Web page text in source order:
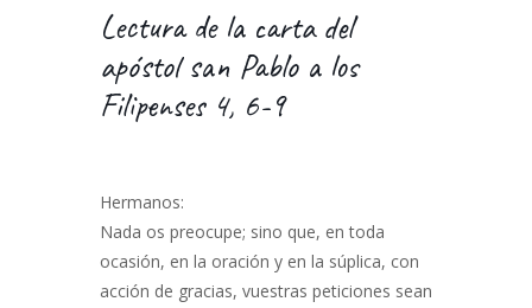
Lectura de la carta del
apóstol san Pablo a los
Filipenses 4, 6-9
Hermanos:
Nada os preocupe; sino que, en toda
ocasión, en la oración y en la súplica, con
acción de gracias, vuestras peticiones sean